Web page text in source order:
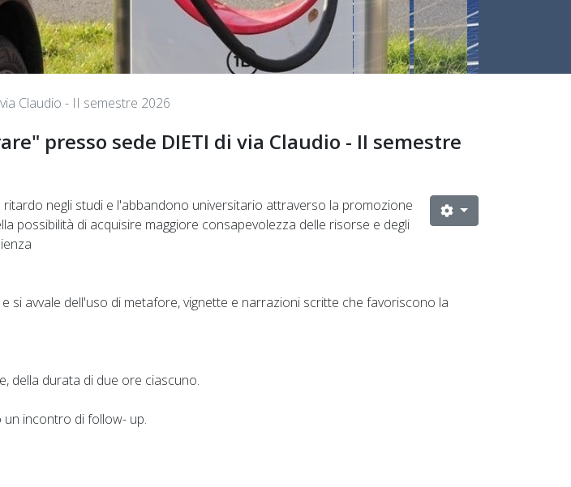
Claudio - II semestre 2026
presso sede DIETI di via Claudio - II semestre
negli studi e l'abbandono universitario attraverso la promozione
possibilità di acquisire maggiore consapevolezza delle risorse e degli
si avvale dell'uso di metafore, vignette e narrazioni scritte che favoriscono la
della durata di due ore ciascuno.
incontro di follow- up.